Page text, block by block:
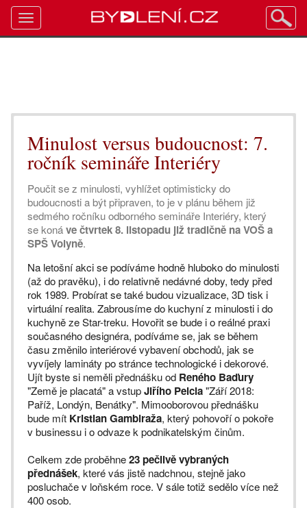
Minulost versus budoucnost: 7.
ročník semináře Interiéry
Poučit se z minulosti, vyhlížet optimisticky do
budoucnosti a být připraven, to je v plánu během již
sedmého ročníku odborného semináře Interiéry, který
se konáve čtvrtek 8. listopadu již tradičně na VOŠ a
SPŠ Volyně.
Na letošní akci se podíváme hodně hluboko do minulosti
(až do pravěku), i do relativně nedávné doby, tedy před
rok 1989. Probírat se také budou vizualizace, 3D tisk i
virtuální realita. Zabrousíme do kuchyní z minulosti i do
kuchyně ze Star-treku. Hovořit se bude i o reálné praxi
současného designéra, podíváme se, jak se během
času změnilo interiérové vybavení obchodů, jak se
vyvíjely lamináty po stránce technologické i dekorové.
Ujít byste si neměli přednášku od Reného Baďury
"Země je placatá" a vstupJiřího Pelcla"Září 2018:
Paříž, Londýn, Benátky". Mimooborovou přednášku
bude mít Kristian Gambiraža, který pohovoří o pokoře
v businessu i o odvaze k podnikatelským činům.
Celkem zde proběhne23 pečlivě vybraných
přednášek, které vás jistě nadchnou, stejně jako
posluchače v loňském roce. V sále totiž sedělo více než
400 osob.
Toggle
navigation